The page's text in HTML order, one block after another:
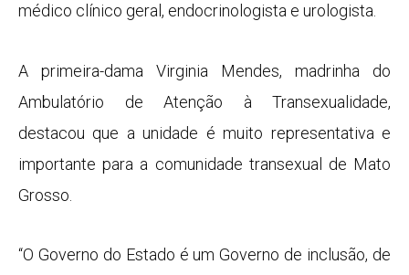
médico clínico geral, endocrinologista e urologista.
A primeira-dama Virginia Mendes, madrinha do
Ambulatório de Atenção à Transexualidade,
destacou que a unidade é muito representativa e
importante para a comunidade transexual de Mato
Grosso.
“O Governo do Estado é um Governo de inclusão, de